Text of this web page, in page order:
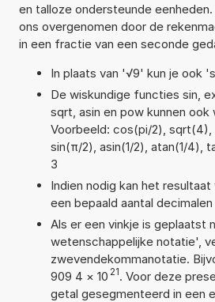
en talloze ondersteunde
ons overgenomen door de
in een fractie van een seconde
In plaats van '√9' kun je ook
De wiskundige functies sin,
sqrt, asin en pow kunnen ook
Voorbeeld: cos(pi/2), sqrt(4),
sin(π/2), asin(1/2), atan(1/4),
3
Indien nodig kan het
een bepaald aantal
Als er een vinkje is geplaatst
wetenschappelijke notatie',
zwevendekommanotatie.
909 4 × 10 21. Voor deze
getal gesegmenteerd in een